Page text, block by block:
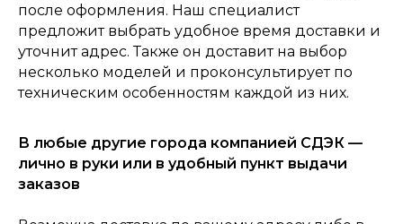
после оформления. Наш специалист
предложит выбрать удобное время доставки и
уточнит адрес. Также он доставит на выбор
несколько моделей и проконсультирует по
техническим особенностям каждой из них.
В любые другие города компанией СДЭК —
лично в руки или в удобный пункт выдачи
заказов